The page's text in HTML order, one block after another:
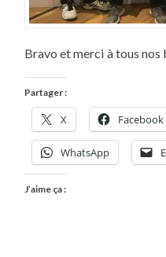
Bravo et merci à tous nos
Partager :
X Facebook
WhatsApp
J’aime ça :